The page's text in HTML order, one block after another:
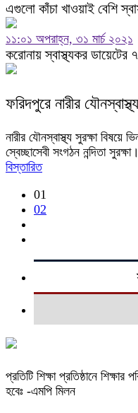
এগুলো কাঁচা খাওয়াই বেশি
১১:০১ অপরাহ্ন, ৩১ মার্চ ২০২১
করোনায় স্বাস্থ্যকর ডায়েটের
ফরিদপুরে নারীর
নারীর যৌনস্বাস্থ্য সুরক্ষা
স্বেচ্ছাসেবী সংগঠন নন্দিতা
বিস্তারিত
01
02
প্রতিটি শিক্ষা প্রতিষ্ঠানে
হবেঃ -এমপি মিলন